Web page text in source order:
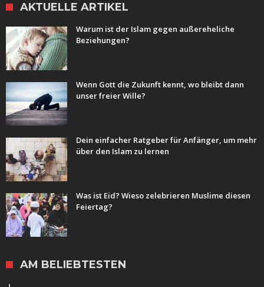
AKTUELLE ARTIKEL
Warum ist der Islam gegen außereheliche
Beziehungen?
Wenn Gott die Zukunft kennt, wo bleibt dann
unser freier Wille?
Dein einfacher Ratgeber für Anfänger, um mehr
über den Islam zu lernen
Was ist Eid? Wieso zelebrieren Muslime diesen
Feiertag?
AM BELIEBTESTEN